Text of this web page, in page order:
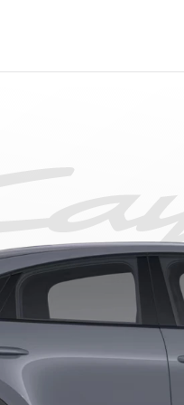
Porsche’nize Değer
Porsche Uzatılmış
Porsche Satış Sonrası
Porsche’nize Özel Kasko